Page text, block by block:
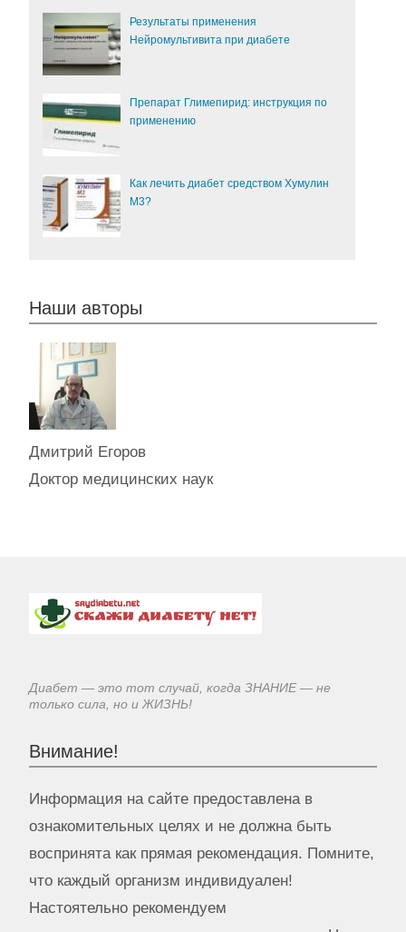
Результаты применения
Нейромультивита при диабете
Препарат Глимепирид: инструкция по
применению
Как лечить диабет средством Хумулин
М3?
Наши авторы
Дмитрий Егоров
Доктор медицинских наук
Диабет — это тот случай, когда ЗНАНИЕ — не
только сила, но и ЖИЗНЬ!
Внимание!
Информация на сайте предоставлена в
ознакомительных целях и не должна быть
воспринята как прямая рекомендация. Помните,
что каждый организм индивидуален!
Настоятельно рекомендуем